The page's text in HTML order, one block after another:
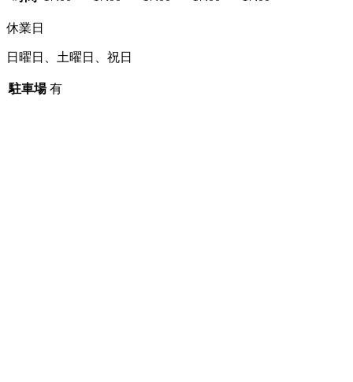
休業日
日曜日、土曜日、祝日
駐車場 有